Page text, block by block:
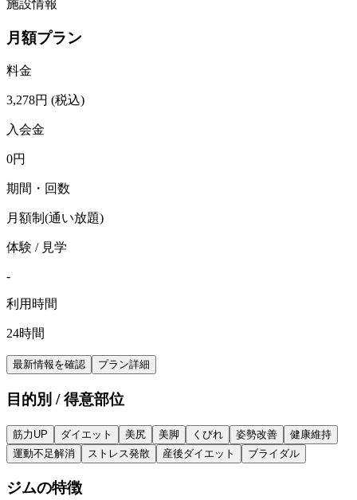
施設情報
月額プラン
料金
3,278円 (税込)
入会金
0円
期間・回数
月額制(通い放題)
体験 / 見学
-
利用時間
24時間
最新情報を確認 プラン詳細
目的別 / 得意部位
筋力UP ダイエット 美尻 美脚 くびれ 姿勢改善
健康維持
運動不足解消
ストレス発散 産後ダイエット ブライダル
ジムの特徴